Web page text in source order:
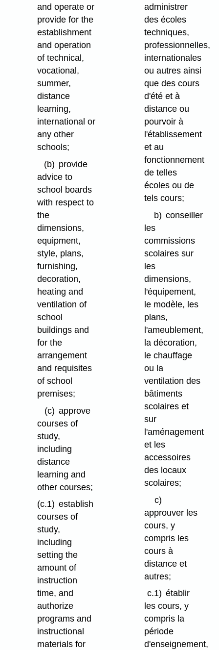
and operate or
provide for the
establishment
and operation
of technical,
vocational,
summer,
distance
learning,
international or
any other
schools;
(b) provide
advice to
school boards
with respect to
the
dimensions,
equipment,
style, plans,
furnishing,
decoration,
heating and
ventilation of
school
buildings and
for the
arrangement
and requisites
of school
premises;
(c) approve
courses of
study,
including
distance
learning and
other courses;
(c.1) establish
courses of
study,
including
setting the
amount of
instruction
time, and
authorize
programs and
instructional
materials for
administrer
des écoles
techniques,
professionnelles,
internationales
ou autres ainsi
que des cours
d'été et à
distance ou
pourvoir à
l'établissement
et au
fonctionnement
de telles
écoles ou de
tels cours;
b) conseiller
les
commissions
scolaires sur
les
dimensions,
l'équipement,
le modèle, les
plans,
l'ameublement,
la décoration,
le chauffage
ou la
ventilation des
bâtiments
scolaires et
sur
l'aménagement
et les
accessoires
des locaux
scolaires;
c)
approuver les
cours, y
compris les
cours à
distance et
autres;
c.1) établir
les cours, y
compris la
période
d'enseignement,